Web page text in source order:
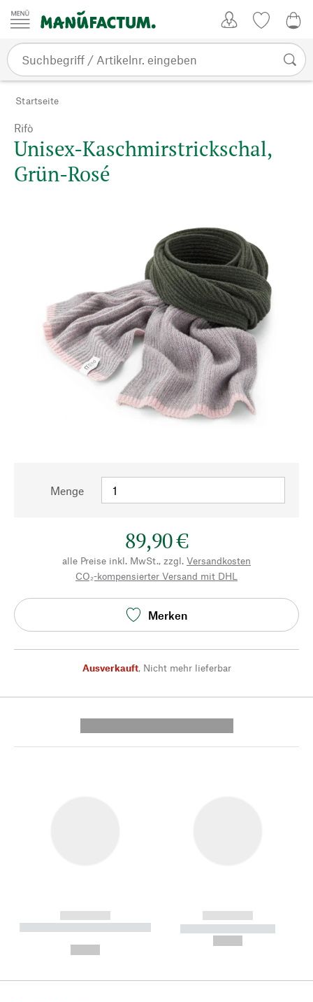
Zum Inhalt springen
Startseite
Rifò
Unisex-Kaschmirstrickschal,
Grün-Rosé
Menge
89,90 €
alle Preise inkl. MwSt., zzgl. Versandkosten
CO₂-kompensierter Versand mit DHL
Merken
Ausverkauft, Nicht mehr lieferbar
------------
----------- ----------- --------
------------
----------- -----------